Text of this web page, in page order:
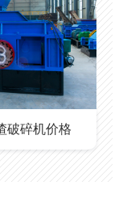
破碎机价格